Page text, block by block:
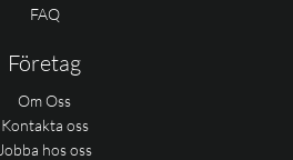
FAQ
Företag
Om Oss
Kontakta oss
Jobba hos oss